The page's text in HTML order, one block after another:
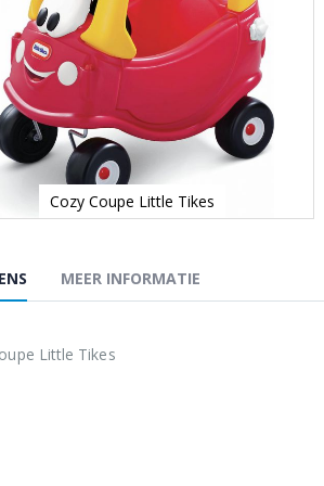
Cozy Coupe Little Tikes
Little Tikes
MEER INFORMATIE